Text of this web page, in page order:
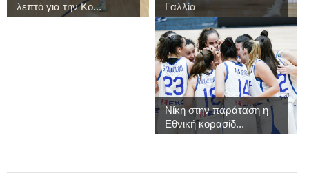
λεπτό για την Κο...
Γαλλία
Νίκη στην παράταση η
Εθνική κορασίδ...